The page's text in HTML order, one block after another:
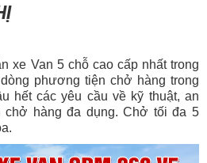
xe Van 5 chỗ cao cấp nhất trong
phương tiện chở hàng trong
hết các yêu cầu về kỹ thuật, an
chở hàng đa dụng. Chở tối đa 5